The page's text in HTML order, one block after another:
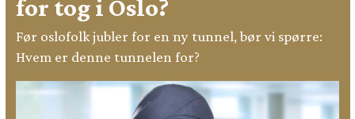
for tog i Oslo?
Før oslofolk jubler for en ny tunnel, bør vi spørre:
Hvem er denne tunnelen for?